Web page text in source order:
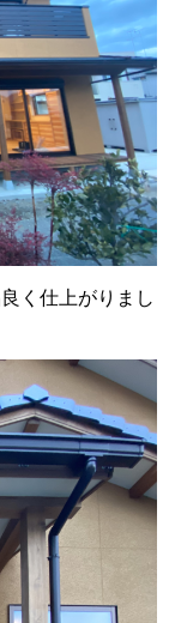
く仕上がりまし